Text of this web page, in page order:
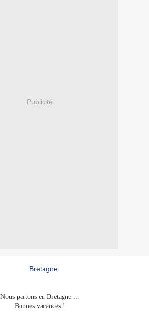
Publicité
Nous partons en Bretagne ...
Bonnes vacances !